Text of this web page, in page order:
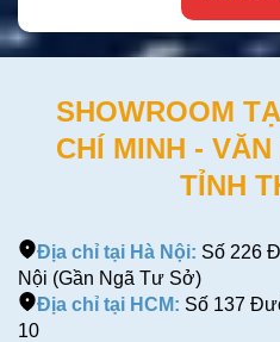
SHOWROOM
CHÍ MINH -
TỈNH
Địa chỉ tại Hà Nội: Số 226
Nội (Gần Ngã Tư Sở)
Địa chỉ tại HCM: Số 137
10